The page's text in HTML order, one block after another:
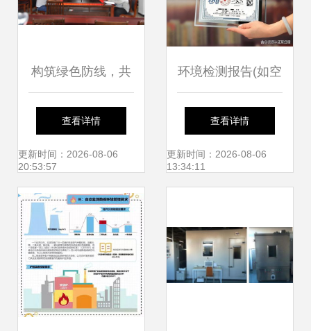
构筑绿色防线，共
鉴检测力量——兄
弟单位代表莅临县
环境监测站参观交
流
查看详情
更新时间：2026-08-06
20:53:57
环境检测报告(如空
气质量,水质,噪音,
废弃物处理等)
查看详情
更新时间：2026-08-06
13:34:11